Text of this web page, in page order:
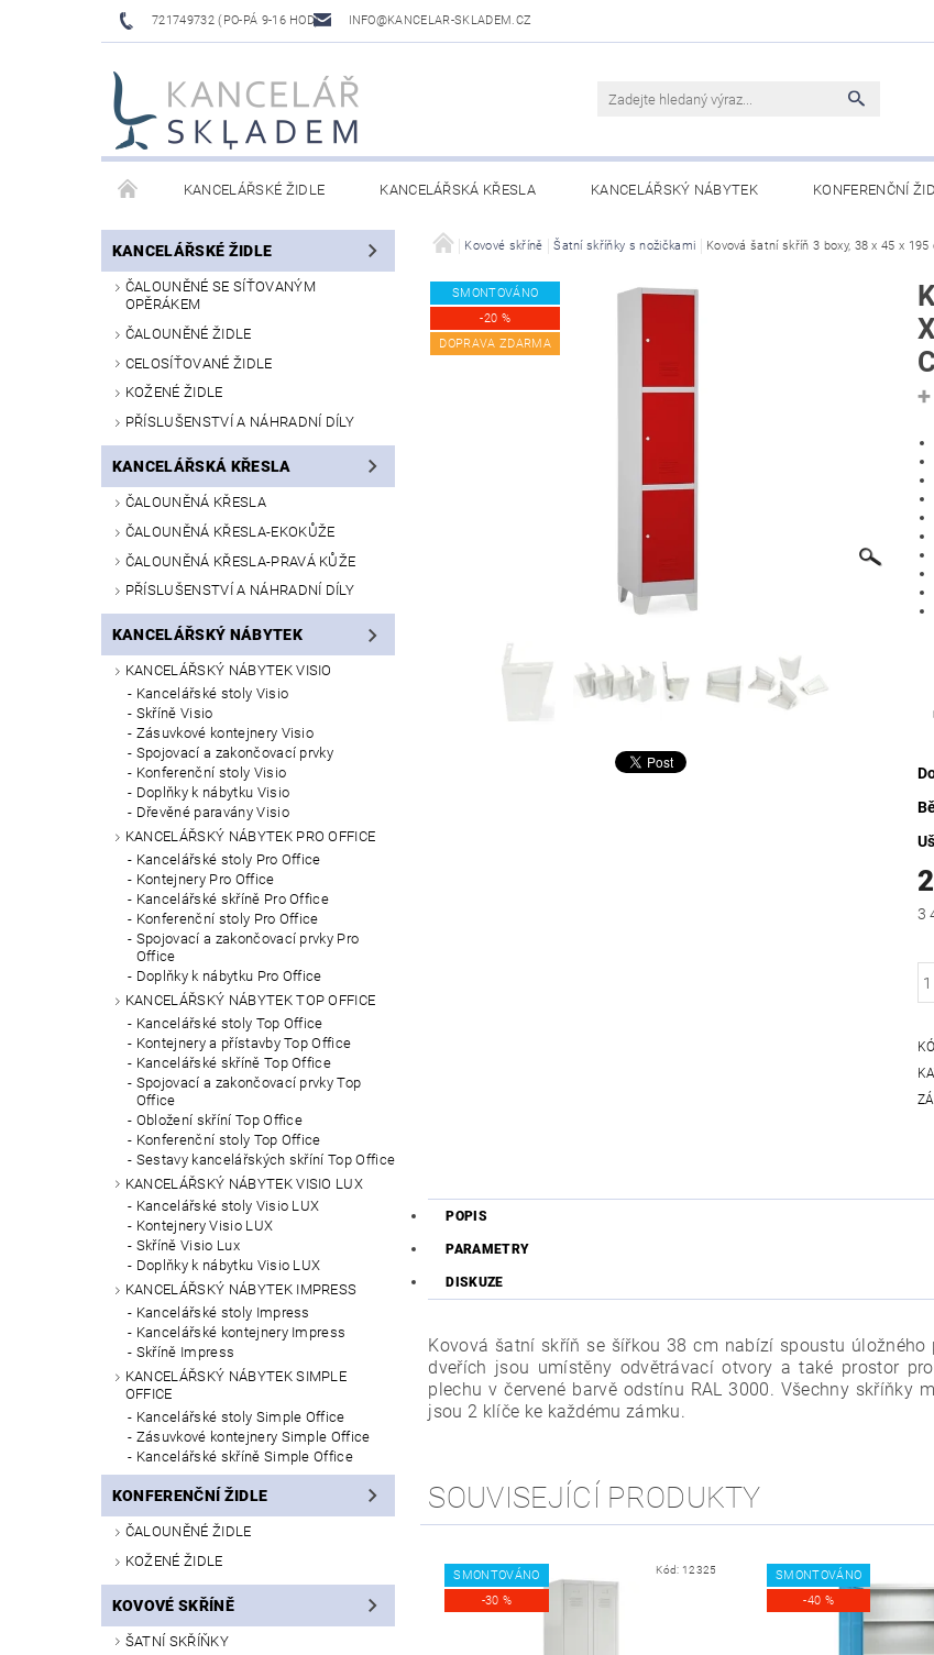
721749732 (PO-PÁ 9-16 HOD) INFO@KANCELAR-SKLADEM.CZ
KANCELÁŘSKÉ ŽIDLE KANCELÁŘSKÁ KŘESLA KANCELÁŘSKÝ NÁBYTEK KONFERENČNÍ
LAVICE DO ČEKÁREN VÝŠKOVĚ NASTAVITELNÉ STOLY OBCHODNÍ PODMÍNKY KONTAKTY
KANCELÁŘSKÉ ŽIDLE
ČALOUNĚNÉ SE SÍŤOVANÝM
OPĚRÁKEM
ČALOUNĚNÉ ŽIDLE
CELOSÍŤOVANÉ ŽIDLE
KOŽENÉ ŽIDLE
PŘÍSLUŠENSTVÍ A NÁHRADNÍ DÍLY
KANCELÁŘSKÁ KŘESLA
ČALOUNĚNÁ KŘESLA
ČALOUNĚNÁ KŘESLA-EKOKŮŽE
ČALOUNĚNÁ KŘESLA-PRAVÁ KŮŽE
PŘÍSLUŠENSTVÍ A NÁHRADNÍ DÍLY
KANCELÁŘSKÝ NÁBYTEK
KANCELÁŘSKÝ NÁBYTEK VISIO
Kancelářské stoly Visio
Skříně Visio
Zásuvkové kontejnery Visio
Spojovací a zakončovací prvky
Konferenční stoly Visio
Doplňky k nábytku Visio
Dřevěné paravány Visio
KANCELÁŘSKÝ NÁBYTEK PRO OFFICE
Kancelářské stoly Pro Office
Kontejnery Pro Office
Kancelářské skříně Pro Office
Konferenční stoly Pro Office
Spojovací a zakončovací prvky Pro
Office
Doplňky k nábytku Pro Office
KANCELÁŘSKÝ NÁBYTEK TOP OFFICE
Kancelářské stoly Top Office
Kontejnery a přístavby Top Office
Kancelářské skříně Top Office
Spojovací a zakončovací prvky Top
Office
Obložení skříní Top Office
Konferenční stoly Top Office
Sestavy kancelářských skříní Top Office
KANCELÁŘSKÝ NÁBYTEK VISIO LUX
Kancelářské stoly Visio LUX
Kontejnery Visio LUX
Skříně Visio Lux
Doplňky k nábytku Visio LUX
KANCELÁŘSKÝ NÁBYTEK IMPRESS
Kancelářské stoly Impress
Kancelářské kontejnery Impress
Skříně Impress
KANCELÁŘSKÝ NÁBYTEK SIMPLE
OFFICE
Kancelářské stoly Simple Office
Zásuvkové kontejnery Simple Office
Kancelářské skříně Simple Office
KONFERENČNÍ ŽIDLE
ČALOUNĚNÉ ŽIDLE
KOŽENÉ ŽIDLE
KOVOVÉ SKŘÍNĚ
ŠATNÍ SKŘÍŇKY
Kovové skříně Šatní skříňky s nožičkami Kovová šatní skříň 3 boxy, 38 x 45 x
SMONTOVÁNO
-20 %
DOPRAVA ZDARMA
POPIS
PARAMETRY
DISKUZE
Kovová šatní skříň se šířkou 38 cm nabízí spoustu
dveřích jsou umístěny odvětrávací otvory a také prostor
plechu v červené barvě odstínu RAL 3000. Všechny skříňky
jsou 2 klíče ke každému zámku.
SOUVISEJÍCÍ PRODUKTY
SMONTOVÁNO
-30 %
Kód: 12325
SMONTOVÁNO
-40 %